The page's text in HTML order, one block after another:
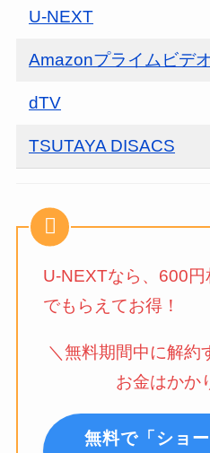
U-NEXT
Amazonプライムビデオ
dTV
TSUTAYA DISACS
U-NEXTなら、600円
でもらえてお得！
＼無料期間中に解約
お金はかか
無料で「ショ